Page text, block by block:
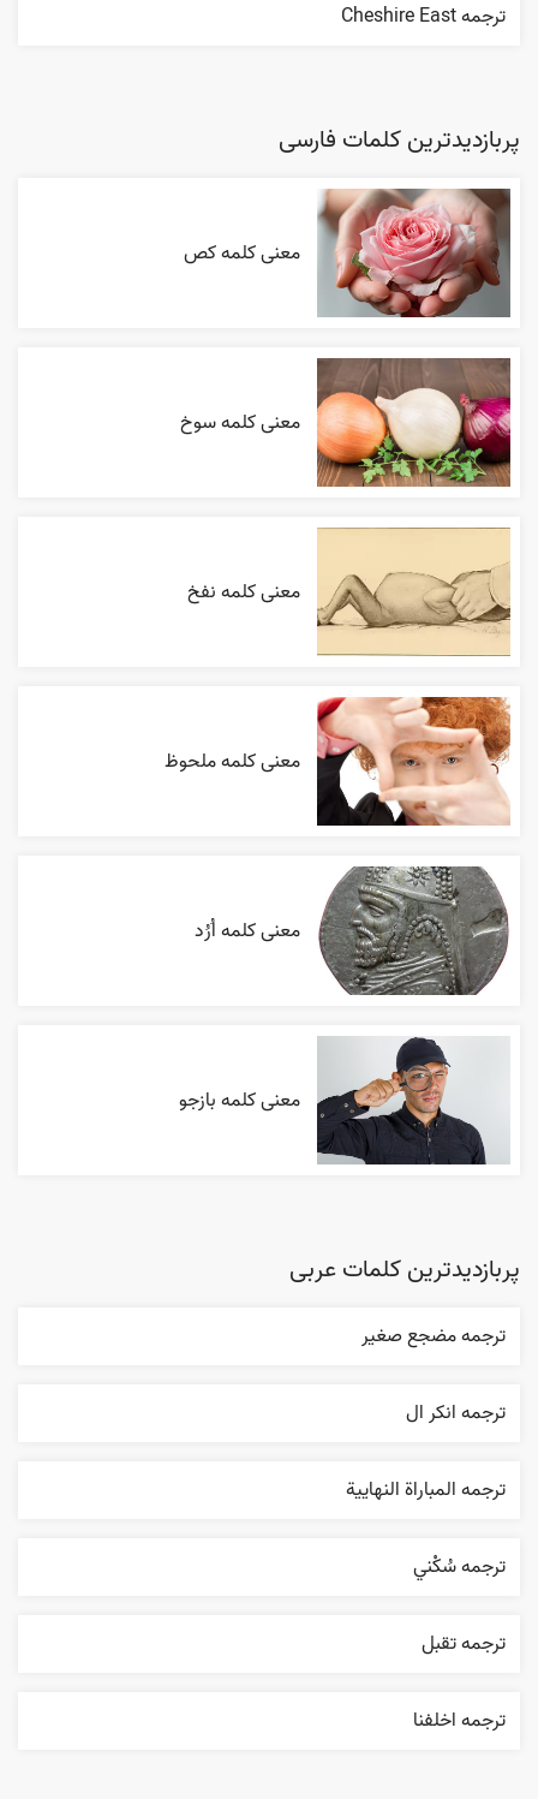
ترجمه Cheshire East
پربازدیدترین کلمات فارسی
معنی کلمه کص
معنی کلمه سوخ
معنی کلمه نفخ
معنی کلمه ملحوظ
معنی کلمه اُرُد
معنی کلمه بازجو
پربازدیدترین کلمات عربی
ترجمه مضجع صغير
ترجمه انکر ال
ترجمه المباراة النهایية
ترجمه سُکْني
ترجمه تقبل
ترجمه اخلفنا